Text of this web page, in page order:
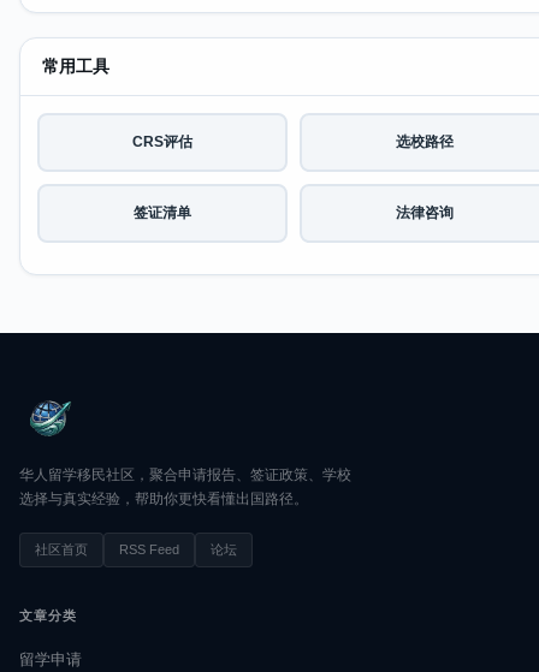
常用工具
CRS评估 选校路径
签证清单 法律咨询
华人留学移民社区，聚合申请报告、签证政策、学校
选择与真实经验，帮助你更快看懂出国路径。
社区首页 RSS Feed 论坛
文章分类
留学申请